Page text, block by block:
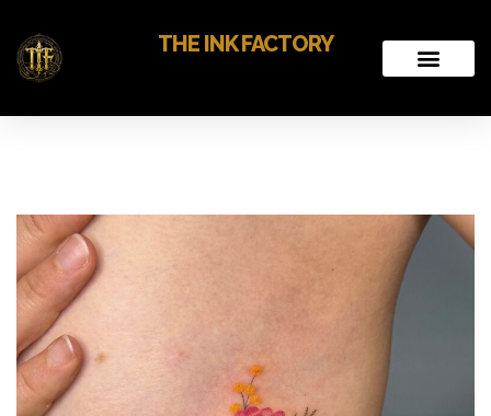
THE INK FACTORY